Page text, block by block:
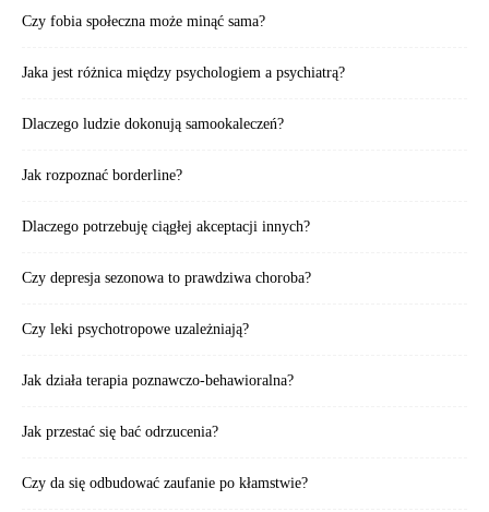
Czy fobia społeczna może minąć sama?
Jaka jest różnica między psychologiem a psychiatrą?
Dlaczego ludzie dokonują samookaleczeń?
Jak rozpoznać borderline?
Dlaczego potrzebuję ciągłej akceptacji innych?
Czy depresja sezonowa to prawdziwa choroba?
Czy leki psychotropowe uzależniają?
Jak działa terapia poznawczo-behawioralna?
Jak przestać się bać odrzucenia?
Czy da się odbudować zaufanie po kłamstwie?